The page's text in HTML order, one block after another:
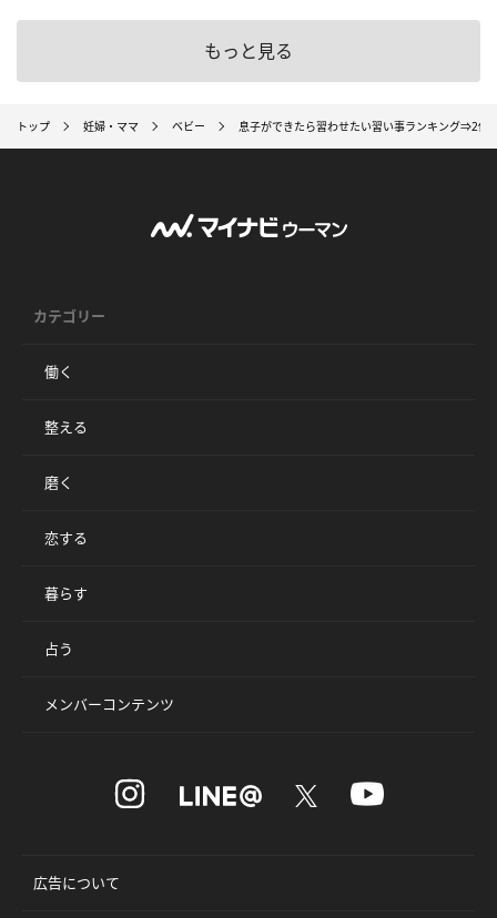
もっと見る
トップ 妊婦・ママ ベビー 息子ができたら習わせたい習い事ランキング⇒2位
カテゴリー
働く
整える
磨く
恋する
暮らす
占う
メンバーコンテンツ
広告について